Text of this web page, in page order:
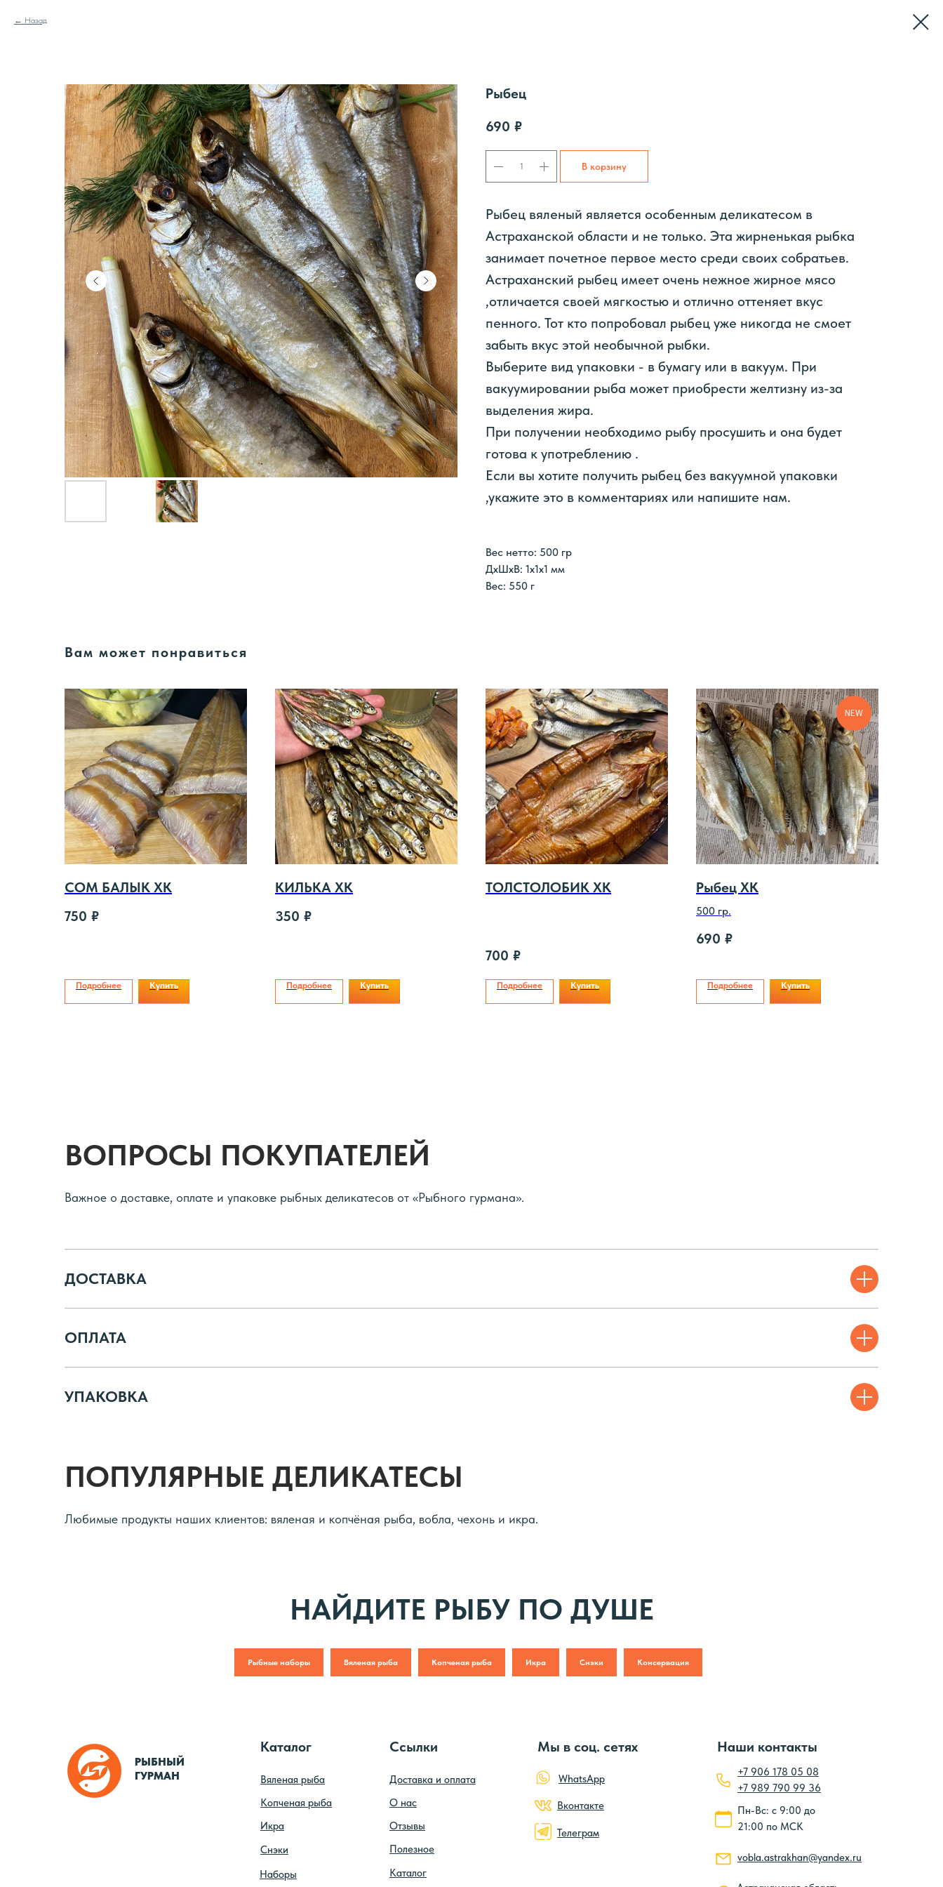
Назад
Рыбец
690 ₽
В корзину
Рыбец вяленый является особенным деликатесом в
Астраханской области и не только. Эта жирненькая рыбка
занимает почетное первое место среди своих собратьев.
Астраханский рыбец имеет очень нежное жирное мясо
,отличается своей мягкостью и отлично оттеняет вкус
пенного. Тот кто попробовал рыбец уже никогда не смоет
забыть вкус этой необычной рыбки.
Выберите вид упаковки - в бумагу или в вакуум. При
вакуумировании рыба может приобрести желтизну из-за
выделения жира.
При получении необходимо рыбу просушить и она будет
готова к употреблению .
Если вы хотите получить рыбец без вакуумной упаковки
,укажите это в комментариях или напишите нам.
Вес нетто: 500 гр
ДxШxВ: 1x1x1 мм
Вес: 550 г
Вам может понравиться
СОМ БАЛЫК ХК
750 ₽
Подробнее Купить
КИЛЬКА ХК
350 ₽
Подробнее Купить
ТОЛСТОЛОБИК ХК
700 ₽
Подробнее Купить
NEW
Рыбец ХК
500 гр.
690 ₽
Подробнее Купить
ВОПРОСЫ ПОКУПАТЕЛЕЙ
Важное о доставке, оплате и упаковке рыбных деликатесов от «Рыбного гурмана».
ДОСТАВКА
ОПЛАТА
УПАКОВКА
ПОПУЛЯРНЫЕ ДЕЛИКАТЕСЫ
Любимые продукты наших клиентов: вяленая и копчёная рыба, вобла, чехонь и икра.
НАЙДИТЕ РЫБУ ПО ДУШЕ
Рыбные наборы Вяленая рыба Копченая рыба Икра Снэки Консервация
+7 906 178 05 08
+7 989 790 99 36
Пн-Вс: с 9:00 до
21:00 по МСК
Доставка и оплата
О нас
Отзывы
Каталог
Полезное
Каталог
Вяленая рыба
Икра
Копченая рыба
Снэки
Наборы
Ссылки Мы в соц. сетях
WhatsApp
Вконтакте
Телеграм
Наши контакты
vobla.astrakhan@yandex.ru
РЫБНЫЙ
ГУРМАН